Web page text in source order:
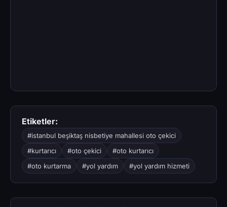
Etiketler:
#istanbul beşiktaş nisbetiye mahallesi oto çekici
#kurtarıcı
#oto çekici
#oto kurtarıcı
#oto kurtarma
#yol yardım #yol yardım hizmeti